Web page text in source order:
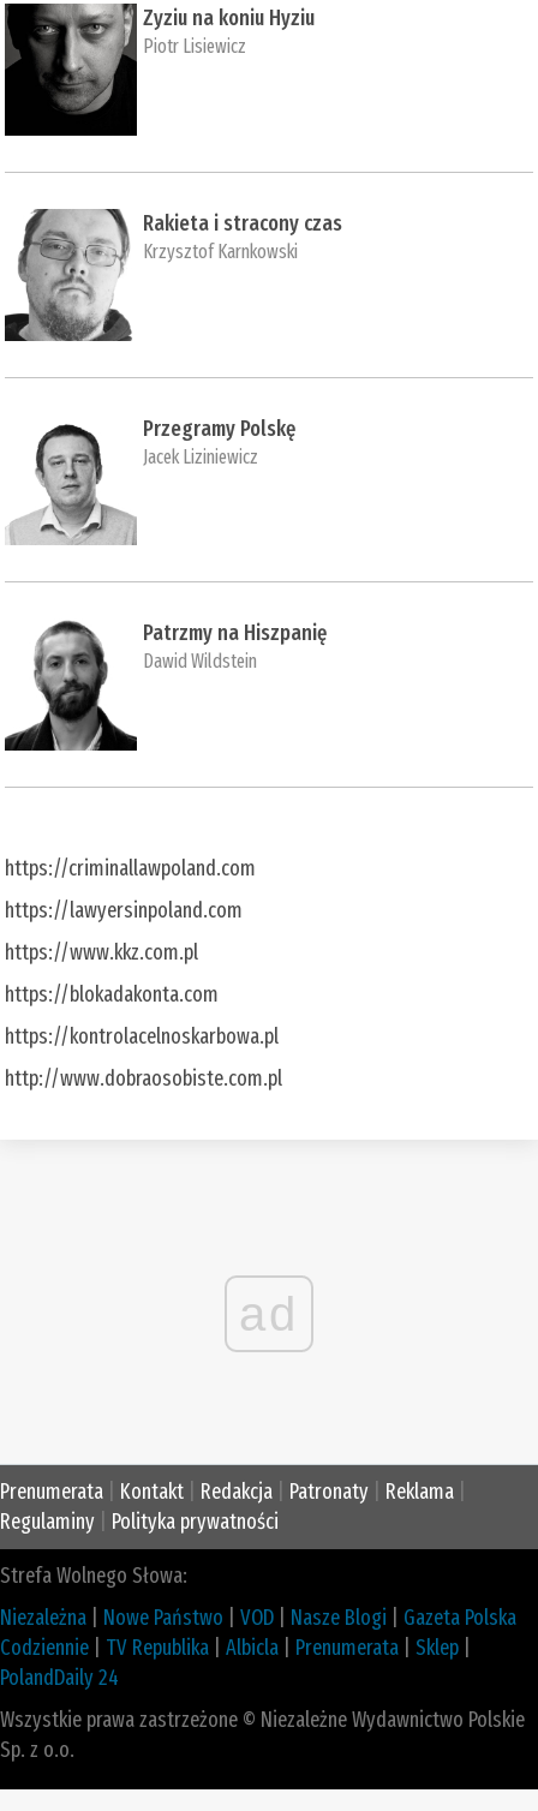
Zyziu na koniu Hyziu
Piotr Lisiewicz
Rakieta i stracony czas
Krzysztof Karnkowski
Przegramy Polskę
Jacek Liziniewicz
Patrzmy na Hiszpanię
Dawid Wildstein
https://criminallawpoland.com
https://lawyersinpoland.com
https://www.kkz.com.pl
https://blokadakonta.com
https://kontrolacelnoskarbowa.pl
http://www.dobraosobiste.com.pl
ad
Prenumerata Kontakt Redakcja Patronaty Reklama
Regulaminy
Polityka prywatności
Strefa Wolnego Słowa:
Niezależna
Nowe Państwo VOD Nasze Blogi
Gazeta Polska
Codziennie
TV Republika Albicla Prenumerata Sklep
PolandDaily 24
Wszystkie prawa zastrzeżone © Niezależne Wydawnictwo Polskie
Sp. z o.o.